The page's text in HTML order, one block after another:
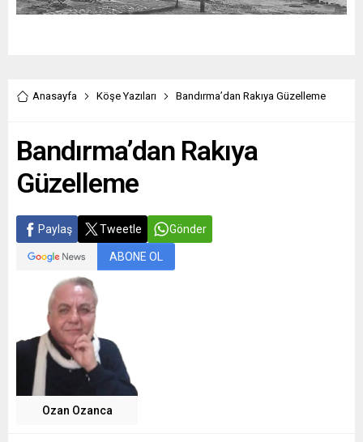
Anasayfa Köşe Yazıları Bandırma’dan Rakıya Güzelleme
Bandırma’dan Rakıya
Güzelleme
Paylaş Tweetle Gönder
ABONE OL
Ozan Ozanca